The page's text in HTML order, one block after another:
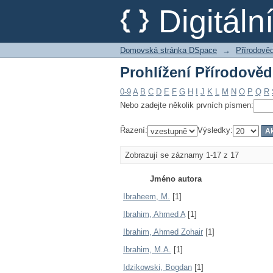
Prohlížení
Domovská stránka DSpace →
Prohlížení
0-9 A B C D E F G H J K L M N O P Q R
Nebo zadejte několik prvních písmen:
Řazení: Výsledky:
Zobrazují se záznamy 1-17 z 17
Jméno autora
Ibraheem, M. [1]
Ibrahim, Ahmed A[1]
Ibrahim, Ahmed Zohair [1]
Ibrahim, M.A. [1]
Idzikowski, Bogdan [1]